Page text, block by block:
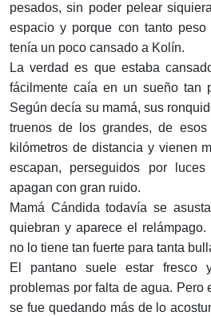
pesados, sin poder pe­lear
espacio y porque con tanto
tenía un poco cansado a Kolín.
La verdad es que estaba
fácilmente caía en un sueño tan
Según decía su mamá, sus
truenos de los grandes, de
kilómetros de distancia y vienen
escapan, perseguidos por
apagan con gran ruido.
Mamá Cándida todavía se
quiebran y aparece el
no lo tiene tan fuerte para tanta
El pantano suele estar fresco
problemas por falta de agua. Pero
se fue quedando más de lo